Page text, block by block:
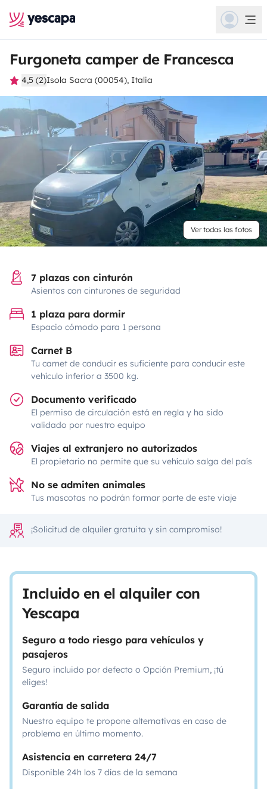
Furgoneta camper de Francesca
4,5 (2)Isola Sacra (00054), Italia
Ver todas las fotos
7 plazas con cinturón
Asientos con cinturones de seguridad
1 plaza para dormir
Espacio cómodo para 1 persona
Carnet B
Tu carnet de conducir es suficiente para conducir este
vehículo inferior a 3500 kg.
Documento verificado
El permiso de circulación está en regla y ha sido
validado por nuestro equipo
Viajes al extranjero no autorizados
El propietario no permite que su vehículo salga del país
No se admiten animales
Tus mascotas no podrán formar parte de este viaje
¡Solicitud de alquiler gratuita y sin compromiso!
Incluido en el alquiler con
Yescapa
Seguro a todo riesgo para vehículos y
pasajeros
Seguro incluido por defecto o Opción Premium, ¡tú
eliges!
Garantía de salida
Nuestro equipo te propone alternativas en caso de
problema en último momento.
Asistencia en carretera 24/7
Disponible 24h los 7 días de la semana